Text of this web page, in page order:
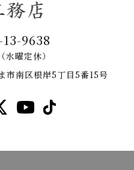
9638
曜定休）
市南区根岸5丁目5番15号